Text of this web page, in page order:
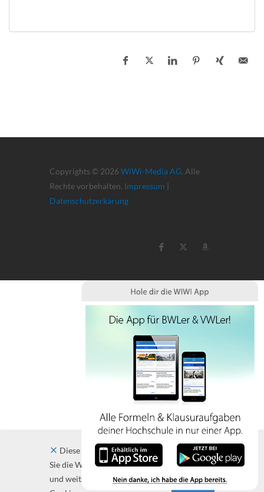
Copyrights © 2026 WiWi-Media AG. Alle
Rechte vorbehalten. Impressum |
Datenschutzerkärung
Diese Website verwendet Cookies. Indem
Sie die Website und ihre Angebote nutzen
und weiter navigieren, akzeptieren Sie diese